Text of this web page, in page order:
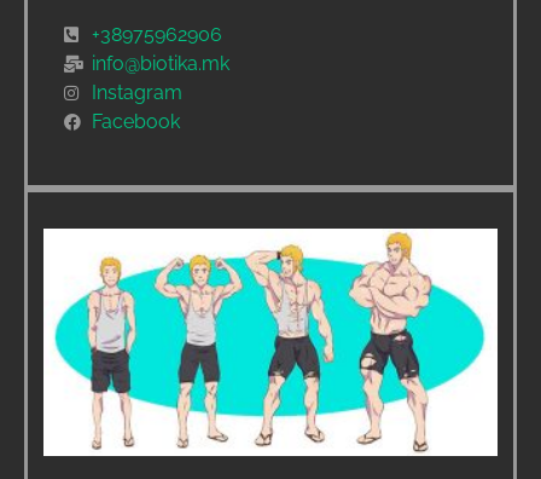
+38975962906
info@biotika.mk
Instagram
Facebook